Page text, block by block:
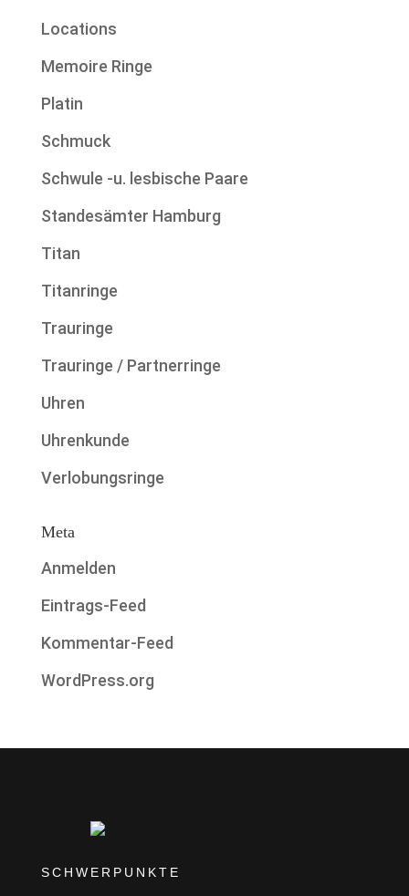
Locations
Memoire Ringe
Platin
Schmuck
Schwule -u. lesbische Paare
Standesämter Hamburg
Titan
Titanringe
Trauringe
Trauringe / Partnerringe
Uhren
Uhrenkunde
Verlobungsringe
Meta
Anmelden
Eintrags-Feed
Kommentar-Feed
WordPress.org
SCHWERPUNKTE